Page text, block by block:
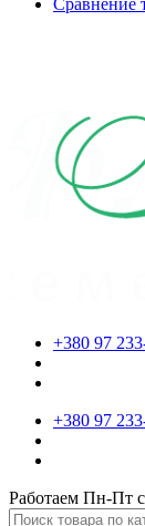
Сравнение
+380 97
+380 97
Работаем Пн-Пт